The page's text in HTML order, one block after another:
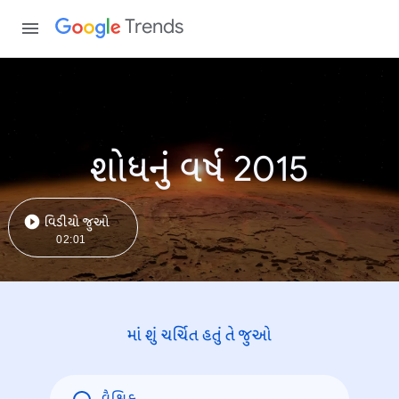
Trends
શોધનું વર્ષ 2015
વિડીયો જુઓ
02:01
માં શું ચર્ચિત હતું તે જુઓ